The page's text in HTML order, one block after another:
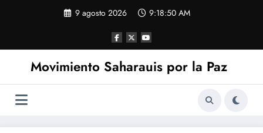
9 agosto 2026 9:18:51 AM
Movimiento Saharauis por la Paz